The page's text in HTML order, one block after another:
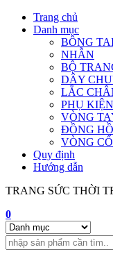
Skip
Trang chủ
Danh mục
BÔNG
NHẪN
BỘ
DÂY
LẮC
PHỤ
VÒNG
ĐỒNG HỒ
VÒNG CỔ
Quy định
Hướng dẫn
TRANG SỨC THỜI
0